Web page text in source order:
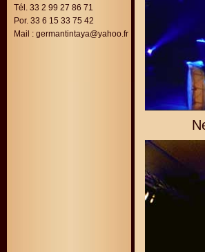
Tél. 33 2 99 27 86 71
Por. 33 6 15 33 75 42
Mail : germantintaya@yahoo.fr